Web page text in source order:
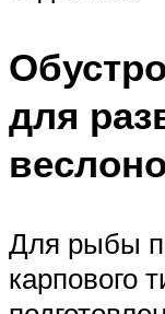
для
Для рыбы
карпового